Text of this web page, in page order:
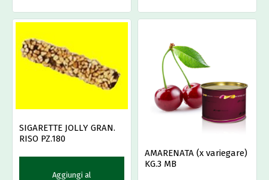
SIGARETTE JOLLY GRAN.
RISO PZ.180
Aggiungi al
AMARENATA (x variegare)
KG.3 MB